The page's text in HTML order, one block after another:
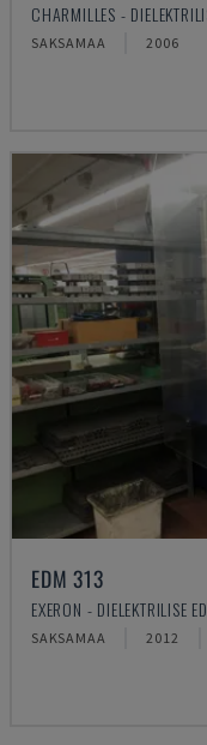
CHARMILLES -
SAKSAMAA 2006
EDM 313
EXERON - DIELEKTRILISE
SAKSAMAA 2012